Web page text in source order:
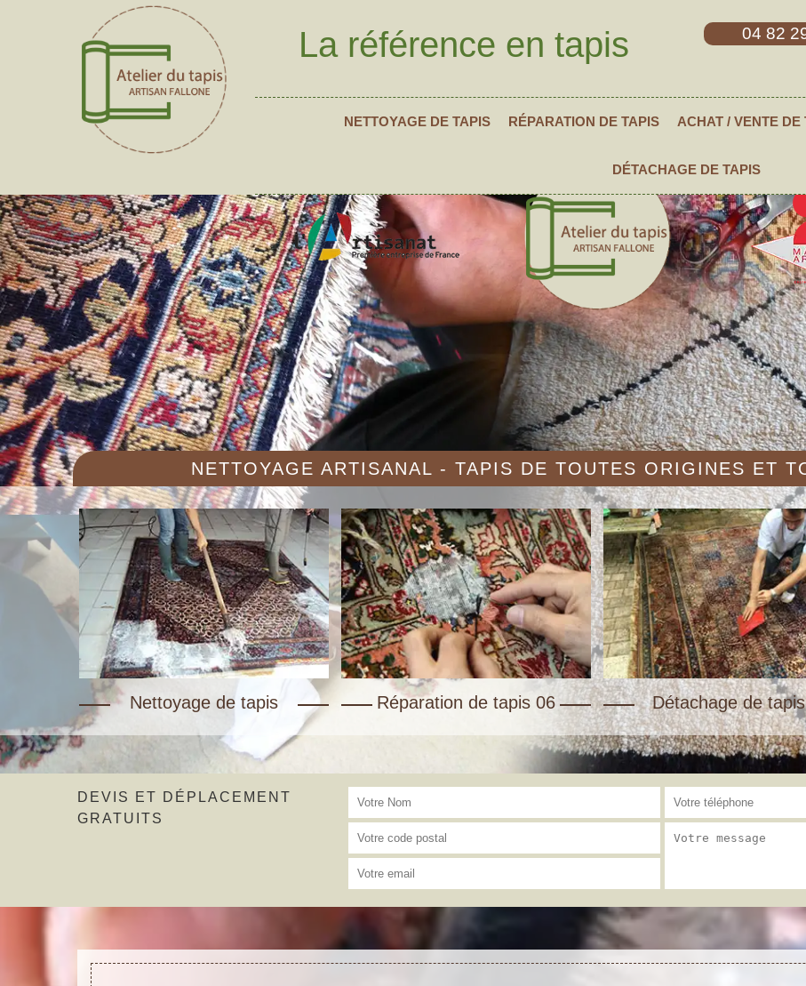
La référence en tapis 04 82
NETTOYAGE DE TAPIS RÉPARATION DE TAPIS ACHAT / VENTE DE
DÉTACHAGE DE TAPIS
NETTOYAGE ARTISANAL - TAPIS DE TOUTES ORIGINES ET
Nettoyage de tapis Réparation de tapis 06 Détachage de tapis
DEVIS ET DÉPLACEMENT
GRATUITS